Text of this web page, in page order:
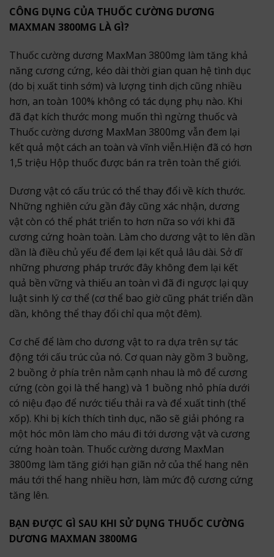
CÔNG DỤNG CỦA THUỐC CƯỜNG DƯƠNG
MAXMAN 3800MG LÀ GÌ?
Thuốc cường dương MaxMan 3800mg làm tăng khả
năng cương cứng, kéo dài thời gian quan hệ tình dục
(do bị xuất tinh sớm) và lượng tinh dịch cũng nhiều
hơn, an toàn 100% không có tác dụng phụ nào. Khi
đã đạt kích thước mong muốn thì ngừng thuốc và
Thuốc cường dương MaxMan 3800mg vẫn đem lại
kết quả một cách an toàn và vĩnh viễn.Hiện đã có hơn
1,5 triệu Hộp thuốc được bán ra trên toàn thế giới.
Dương vật có cấu trúc có thể thay đổi về kích thước.
Những nghiên cứu gần đây cũng xác nhận, dương
vật còn có thể phát triển to hơn nữa so với khi đã
cương cứng hoàn toàn. Làm cho dương vật to lên dần
dần là điều chủ yếu để đem lại kết quả lâu dài. Sở dĩ
những phương pháp trước đây không đem lại kết
quả bền vững và thiếu an toàn vì đã đi ngược lại quy
luật sinh lý cơ thể (cơ thể bao giờ cũng phát triển dần
dần, không thể thay đổi chỉ qua một đêm).
Cơ chế để làm cho dương vật to ra dựa trên sự tác
động tới cấu trúc của nó. Cơ quan này gồm 3 buồng,
2 buồng ở phía trên nằm cạnh nhau là mô để cương
cứng (còn gọi là thể hang) và 1 buồng nhỏ phía dưới
có niệu đạo để nước tiểu thải ra và để xuất tinh (thể
xốp). Khi bị kích thích tình dục, não sẽ giải phóng ra
một hóc môn làm cho máu đi tới dương vật và cương
cứng hoàn toàn. Thuốc cường dương MaxMan
3800mg làm tăng giới hạn giãn nở của thể hang nên
máu tới thể hang nhiều hơn, làm mức độ cương cứng
tăng lên.
BẠN ĐƯỢC GÌ SAU KHI SỬ DỤNG THUỐC CƯỜNG
DƯƠNG MAXMAN 3800MG